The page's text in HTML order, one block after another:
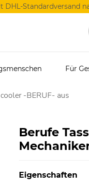
Standardversand
Für
-BERUF- aus
Berufe
Eigenschaften